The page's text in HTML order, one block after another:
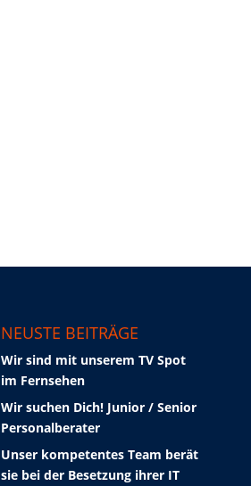
NEUSTE BEITRÄGE
Wir sind mit unserem TV Spot
im Fernsehen
Wir suchen Dich! Junior / Senior
Personalberater
Unser kompetentes Team berät
sie bei der Besetzung ihrer IT